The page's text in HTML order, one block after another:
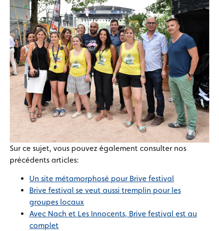
Sur ce sujet, vous pouvez également consulter nos
précédents articles:
Un site métamorphosé pour Brive festival
Brive festival se veut aussi tremplin pour les
groupes locaux
Avec Nach et Les Innocents, Brive festival est au
complet